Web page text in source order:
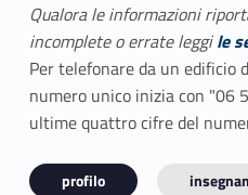
Qualora le informazioni
incomplete o errate leggile
Per telefonare da un edificio
numero unico inizia con "06
ultime quattro cifre del
profilo